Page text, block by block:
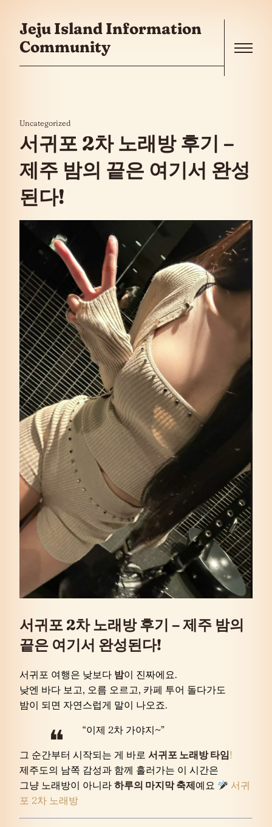
Jeju Island Information
Community
Uncategorized
서귀포 2차 노래방 후기 –
제주 밤의 끝은 여기서 완성
된다!
서귀포 2차 노래방 후기 – 제주 밤의
끝은 여기서 완성된다!
서귀포 여행은 낮보다 밤이 진짜에요.
낮엔 바다 보고, 오름 오르고, 카페 투어 돌다가도
밤이 되면 자연스럽게 말이 나오죠.
“이제 2차 가야지~”
그 순간부터 시작되는 게 바로 서귀포 노래방 타임!
제주도의 남쪽 감성과 함께 흘러가는 이 시간은
그냥 노래방이 아니라 하루의 마지막 축제예요
서귀
포 2차 노래방